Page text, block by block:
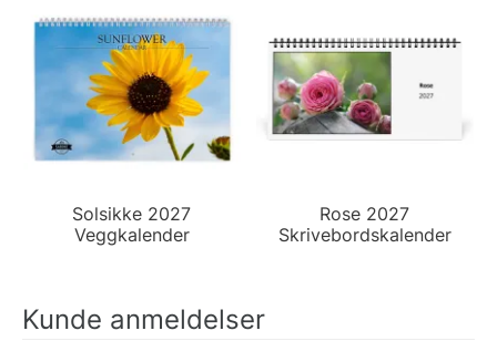
Solsikke 2027
Veggkalender
Rose 2027
Skrivebordskalender
Kunde anmeldelser